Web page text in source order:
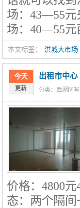
场：43—55元
场：40—55元
本文标签： 洪城大市场
今天
更新
出租市中心
分类：西湖区写
价格：4800
态：两个隔